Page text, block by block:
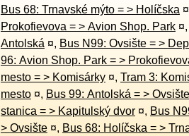
Bus 68: Trnavské mýto = > Holíčska ¤
Prokofievova = > Avion Shop. Park ¤,
Antolská ¤, Bus
96: Avion Shop. Park = >
mesto = > Komisárky ¤, Tram 3:
mesto ¤, Bus 99: Antolská = > Ovsište
stanica = > Kapitulský dvor ¤, Bus
> Ovsište ¤, Bus 68: